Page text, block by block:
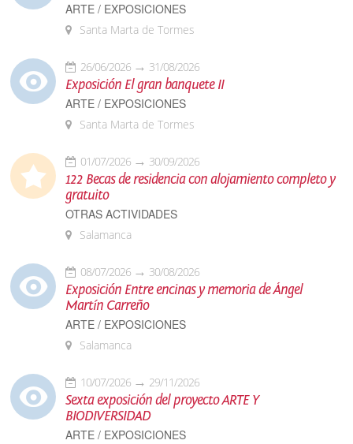
ARTE / EXPOSICIONES
Santa Marta de Tormes
26/06/2026 31/08/2026
Exposición El gran banquete II
ARTE / EXPOSICIONES
Santa Marta de Tormes
01/07/2026 30/09/2026
122 Becas de residencia con alojamiento completo y
gratuito
OTRAS ACTIVIDADES
Salamanca
08/07/2026 30/08/2026
Exposición Entre encinas y memoria de Ángel
Martín Carreño
ARTE / EXPOSICIONES
Salamanca
10/07/2026 29/11/2026
Sexta exposición del proyecto ARTE Y
BIODIVERSIDAD
ARTE / EXPOSICIONES